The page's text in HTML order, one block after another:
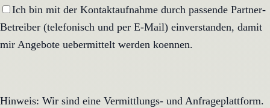
Ich bin mit der Kontaktaufnahme durch passende Partner-
Betreiber (telefonisch und per E-Mail) einverstanden, damit
mir Angebote uebermittelt werden koennen.
Hinweis: Wir sind eine Vermittlungs- und Anfrageplattform.